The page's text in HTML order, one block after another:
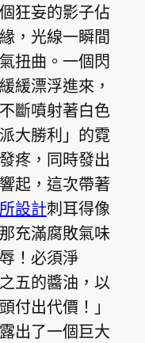
狂妄的影子佔
，光線一瞬間
扭曲。一個閃
緩漂浮進來，
不斷噴射著白色
大勝利」的霓
疼，同時發出
起，這次帶著
設計刺耳得像
充滿腐敗氣味
！必須淨
五的醬油，以
付出代價！」
出了一個巨大